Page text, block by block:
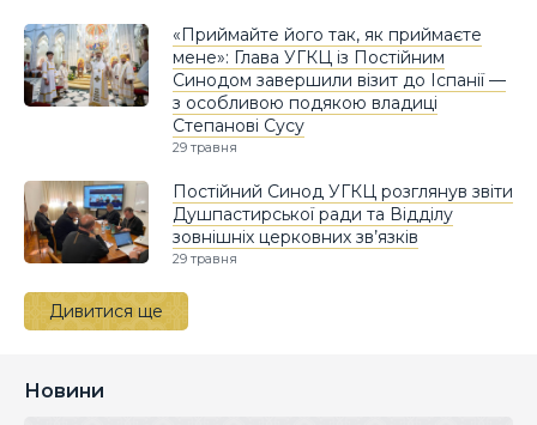
«Приймайте його так, як приймаєте
мене»: Глава УГКЦ із Постійним
Синодом завершили візит до Іспанії —
з особливою подякою владиці
Степанові Сусу
29 травня
Постійний Синод УГКЦ розглянув звіти
Душпастирської ради та Відділу
зовнішніх церковних зв’язків
29 травня
Дивитися ще
Новини